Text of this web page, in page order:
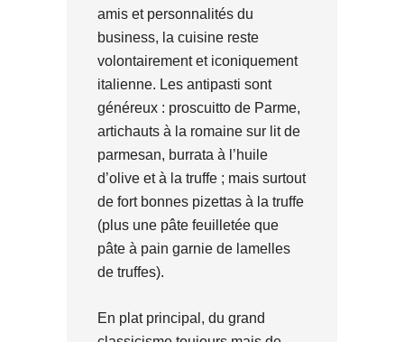
amis et personnalités du
business, la cuisine reste
volontairement et iconiquement
italienne. Les antipasti sont
généreux : proscuitto de Parme,
artichauts à la romaine sur lit de
parmesan, burrata à l’huile
d’olive et à la truffe ; mais surtout
de fort bonnes pizettas à la truffe
(plus une pâte feuilletée que
pâte à pain garnie de lamelles
de truffes).
En plat principal, du grand